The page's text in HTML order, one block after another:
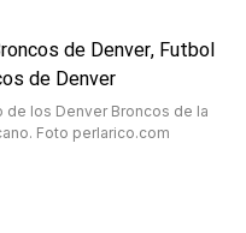
de los Denver Broncos de la
Foto perlarico.com